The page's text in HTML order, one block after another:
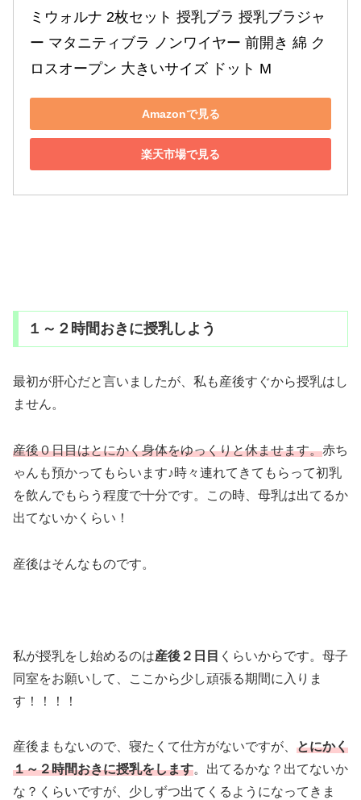
ミウォルナ 2枚セット 授乳ブラ 授乳ブラジャ
ー マタニティブラ ノンワイヤー 前開き 綿 ク
ロスオープン 大きいサイズ ドット M
Amazonで見る
楽天市場で見る
１～２時間おきに授乳しよう
最初が肝心だと言いましたが、私も産後すぐから授乳はし
ません。
産後０日目はとにかく身体をゆっくりと休ませます。赤ち
ゃんも預かってもらいます♪時々連れてきてもらって初乳
を飲んでもらう程度で十分です。この時、母乳は出てるか
出てないかくらい！
産後はそんなものです。
私が授乳をし始めるのは産後２日目 くらいからです。母子
同室をお願いして、ここから少し頑張る期間に入りま
す！！！！
産後まもないので、寝たくて仕方がないですが、 とにかく
１～２時間おきに授乳をします。出てるかな？出てないか
な？くらいですが、少しずつ出てくるようになってきま